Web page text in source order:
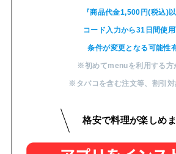
『商品代金1,500円(税込)以
コード入力から31日間使
条件が変更となる可能性
※初めてmenuを利用する方
※タバコを含む注文等、 割引対
格安で料理が楽しめ